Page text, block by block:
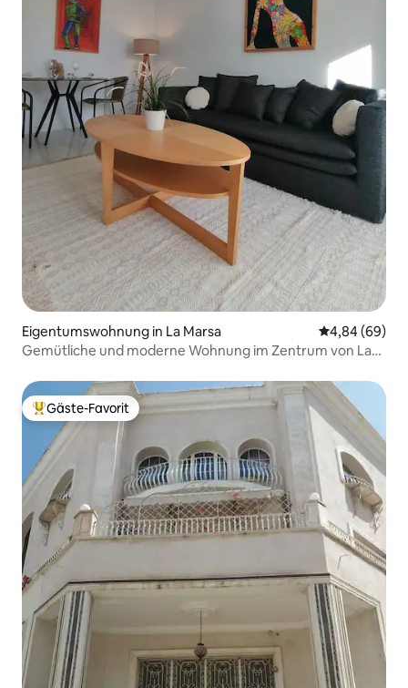
Eigentumswohnung in La Marsa
4,84 (69)
Gemütliche und moderne Wohnung im Zentrum von La
Beliebter Gäste-Favorit.
Gäste-Favorit